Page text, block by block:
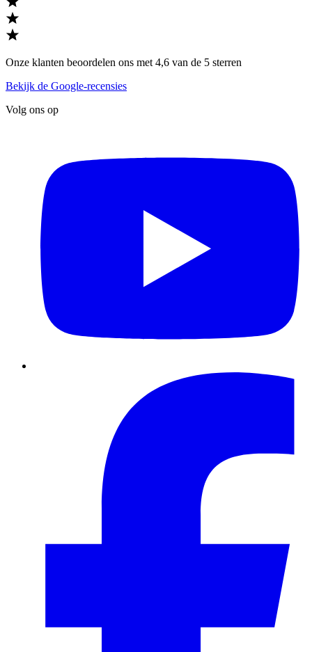
Onze klanten beoordelen ons met 4,6 van de 5 sterren
Bekijk de Google-recensies
Volg ons op